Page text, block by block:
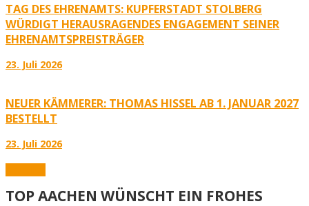
TAG DES EHRENAMTS: KUPFERSTADT STOLBERG
WÜRDIGT HERAUSRAGENDES ENGAGEMENT SEINER
EHRENAMTSPREISTRÄGER
23. Juli 2026
NEUER KÄMMERER: THOMAS HISSEL AB 1. JANUAR 2027
BESTELLT
23. Juli 2026
TOP AACHEN WÜNSCHT EIN FROHES